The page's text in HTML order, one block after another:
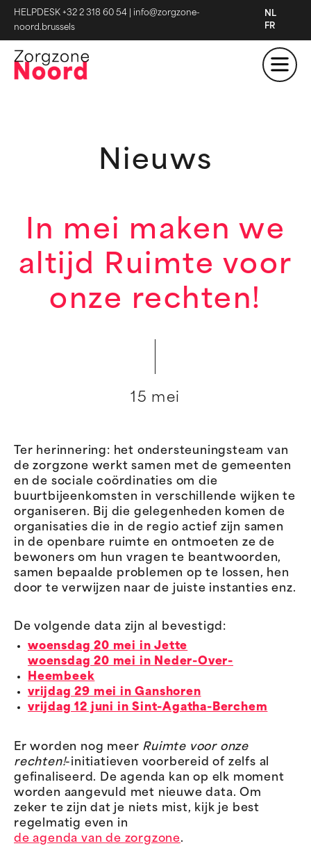
HELPDESK +32 2 318 60 54
info@zorgzone-
noord.brussels
NL
FR
Nieuws
In mei maken we
altijd Ruimte voor
onze rechten!
15 mei
Ter herinnering: het ondersteuningsteam van
de zorgzone werkt samen met de gemeenten
en de sociale coördinaties om die
buurtbijeenkomsten in verschillende wijken te
organiseren. Bij die gelegenheden komen de
organisaties die in de regio actief zijn samen
in de openbare ruimte en ontmoeten ze de
bewoners om hun vragen te beantwoorden,
samen bepaalde problemen op te lossen, hen
door te verwijzen naar de juiste instanties enz.
De volgende data zijn al bevestigd:
woensdag 20 mei in Jette
woensdag 20 mei in Neder-Over-
Heembeek
vrijdag 29 mei in Ganshoren
vrijdag 12 juni in Sint-Agatha-Berchem
Er worden nog meer Ruimte voor onze
rechten!-initiatieven voorbereid of zelfs al
gefinaliseerd. De agenda kan op elk moment
worden aangevuld met nieuwe data. Om
zeker te zijn dat je niets mist, kijk je best
regelmatig even in
de agenda van de zorgzone.